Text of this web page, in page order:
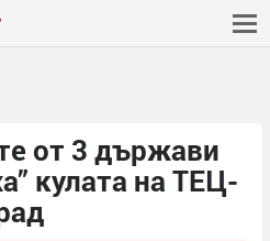
от 3 държави
кулата на ТЕЦ-